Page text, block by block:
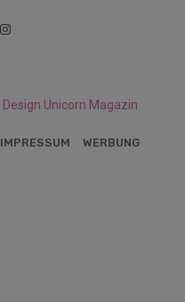
Design Unicorn Magazin
IMPRESSUM WERBUNG